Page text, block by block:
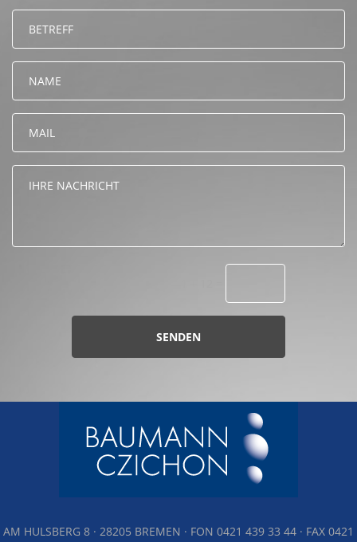
SENDEN
AM HULSBERG 8 · 28205 BREMEN · FON 0421 439 33 44 · FAX 0421